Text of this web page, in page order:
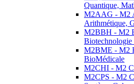
Quantique,
M2AAG - M2
Arithmétique,
M2BBH - M2
Biotechnologie
M2BME - M2
BioMédicale
M2CHI - M2
M2CPS - M2